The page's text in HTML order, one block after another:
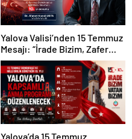
Yalova Valisi’nden 15 Temmuz
Mesajı: “İrade Bizim, Zafer
Bizim”
Yalova’da 15 Temmuz